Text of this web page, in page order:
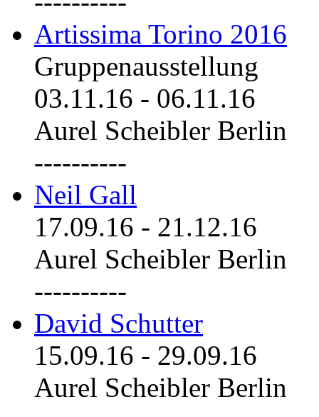
Artissima Torino 2016
Gruppenausstellung
03.11.16 - 06.11.16
Aurel Scheibler Berlin
----------
Neil Gall
17.09.16 - 21.12.16
Aurel Scheibler Berlin
----------
David Schutter
15.09.16 - 29.09.16
Aurel Scheibler Berlin